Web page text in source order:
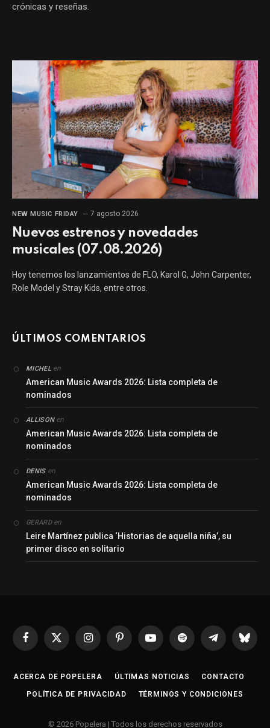
crónicas y reseñas.
NEW MUSIC FRIDAY 7 agosto 2026
Nuevos estrenos y novedades
musicales (07.08.2026)
Hoy tenemos los lanzamientos de FLO, Karol G, John Carpenter,
Role Model y Stray Kids, entre otros.
ÚLTIMOS COMENTARIOS
MICHELen
American Music Awards 2026: Lista completa de
nominados
ALLISONen
American Music Awards 2026: Lista completa de
nominados
DENISen
American Music Awards 2026: Lista completa de
nominados
GERARDen
Leire Martínez publica ‘Historias de aquella niña’, su
primer disco en solitario
Facebook
X
InstagramPinterestYouTubeSpotify Telegrama
ACERCA DE POPELERA ÚLTIMAS NOTICIAS CONTACTO
POLÍTICA DE PRIVACIDAD TÉRMINOS Y CONDICIONES
© 2026 Popelera | Todos los derechos reservados